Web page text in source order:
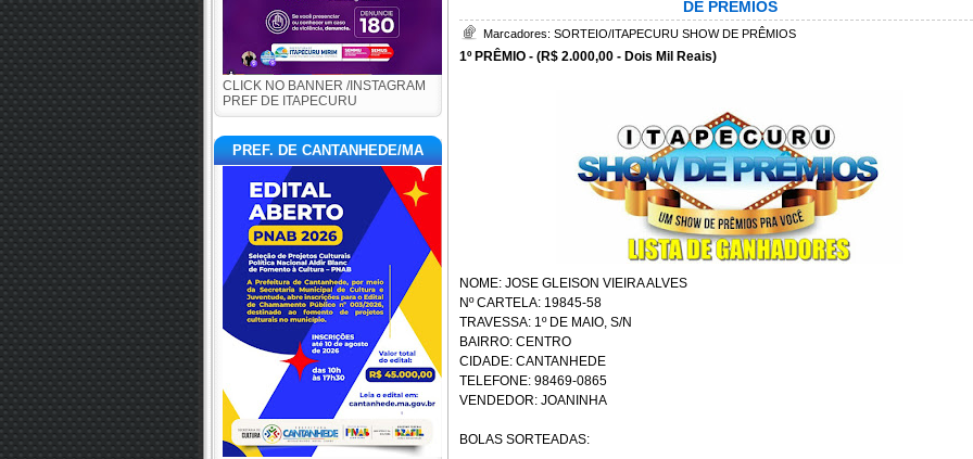
CLICK NO BANNER /INSTAGRAM
PREF DE ITAPECURU
PREF. DE CANTANHEDE/MA
DE PRÊMIOS
Marcadores: SORTEIO/ITAPECURU SHOW DE PRÊMIOS
1º PRÊMIO - (R$ 2.000,00 - Dois Mil Reais)
NOME: JOSE GLEISON VIEIRA ALVES
Nº CARTELA: 19845-58
TRAVESSA: 1º DE MAIO, S/N
BAIRRO: CENTRO
CIDADE: CANTANHEDE
TELEFONE: 98469-0865
VENDEDOR: JOANINHA
BOLAS SORTEADAS: